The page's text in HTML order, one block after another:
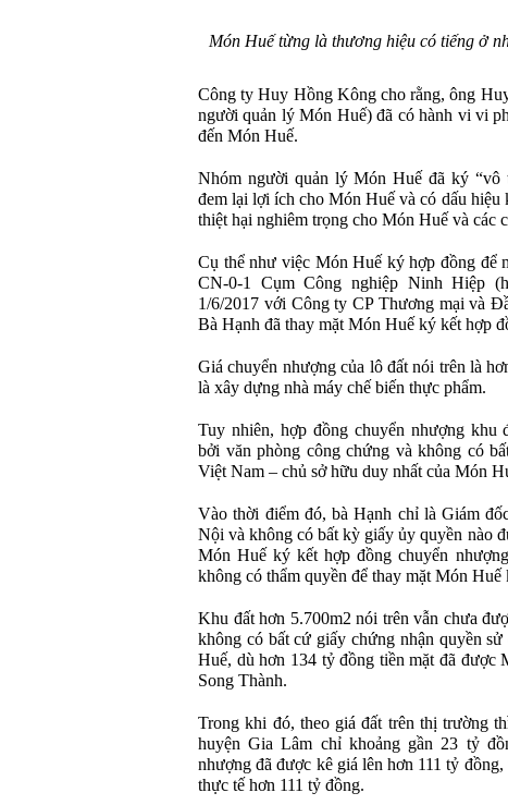
Món Huế từng là thương hiệu có tiếng ở
Công ty Huy Hồng Kông cho rằng, ông
người quản lý Món Huế) đã có hành vi vi
đến Món Huế.
Nhóm người quản lý Món Huế đã ký “vô
đem lại lợi ích cho Món Huế và có dấu hiệu
thiệt hại nghiêm trọng cho Món Huế và các
Cụ thể như việc Món Huế ký hợp đồng để
CN-0-1 Cụm Công nghiệp Ninh Hiệp
1/6/2017 với Công ty CP Thương mại và
Bà Hạnh đã thay mặt Món Huế ký kết hợp
Giá chuyển nhượng của lô đất nói trên là
là xây dựng nhà máy chế biến thực phẩm.
Tuy nhiên, hợp đồng chuyển nhượng khu
bởi văn phòng công chứng và không có
Việt Nam – chủ sở hữu duy nhất của Món
Vào thời điểm đó, bà Hạnh chỉ là Giám
Nội và không có bất kỳ giấy ủy quyền nào
Món Huế ký kết hợp đồng chuyển
không có thẩm quyền để thay mặt Món Huế
Khu đất hơn 5.700m2 nói trên vẫn chưa
không có bất cứ giấy chứng nhận quyền
Huế, dù hơn 134 tỷ đồng tiền mặt đã được
Song Thành.
Trong khi đó, theo giá đất trên thị trường
huyện Gia Lâm chỉ khoảng gần 23 tỷ
nhượng đã được kê giá lên hơn 111 tỷ
thực tế hơn 111 tỷ đồng.